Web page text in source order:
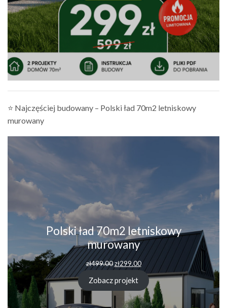
⭐ Najczęściej budowany – Polski ład 70m2 letniskowy
murowany
Polski ład 70m2 letniskowy
murowany
zł499.00Pierwotna
cena
wynosiła:
zł499.00.
zł299.00Aktualna
cena
wynosi:
zł299.00.
Zobacz projekt